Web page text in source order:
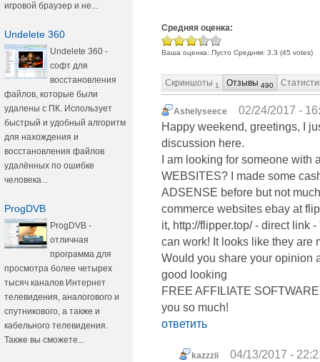
игровой браузер и не...
Undelete 360
Undelete 360 -
софт для
восстановления
файлов, которые были
удалены с ПК. Использует
быстрый и удобный алгоритм
для нахождения и
восстановления файлов
удалённых по ошибке
человека...
ProgDVB
ProgDVB -
отличная
программа для
просмотра более четырех
тысяч каналов Интернет
телевидения, аналогового и
спутникового, а также и
кабельного телевидения.
Также вы сможете...
Средняя оценка:
Ваша оценка: Пусто Средняя: 3.3 (45 votes)
Скриншоты 1 Отзывы 490
Ashelyseece
02/24/2017 -
Happy weekend, greetings, I
discussion here.
I am looking for someone
WEBSITES? I made some
ADSENSE before but not
commerce websites ebay at
it, http://flipper.top/ - direct link
can work! It looks like they are
Would you share your opinion
good looking
FREE AFFILIATE
you so much!
ответить
kazzzii
04/13/2017 -